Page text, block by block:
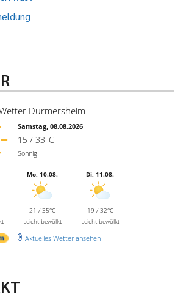
Durmersheim
Samstag, 08.08.2026
15 / 33°C
Sonnig
Mo, 10.08.
21 / 35°C
Leicht bewölkt
Di, 11.08.
19 / 32°C
Leicht bewölkt
Aktuelles Wetter ansehen